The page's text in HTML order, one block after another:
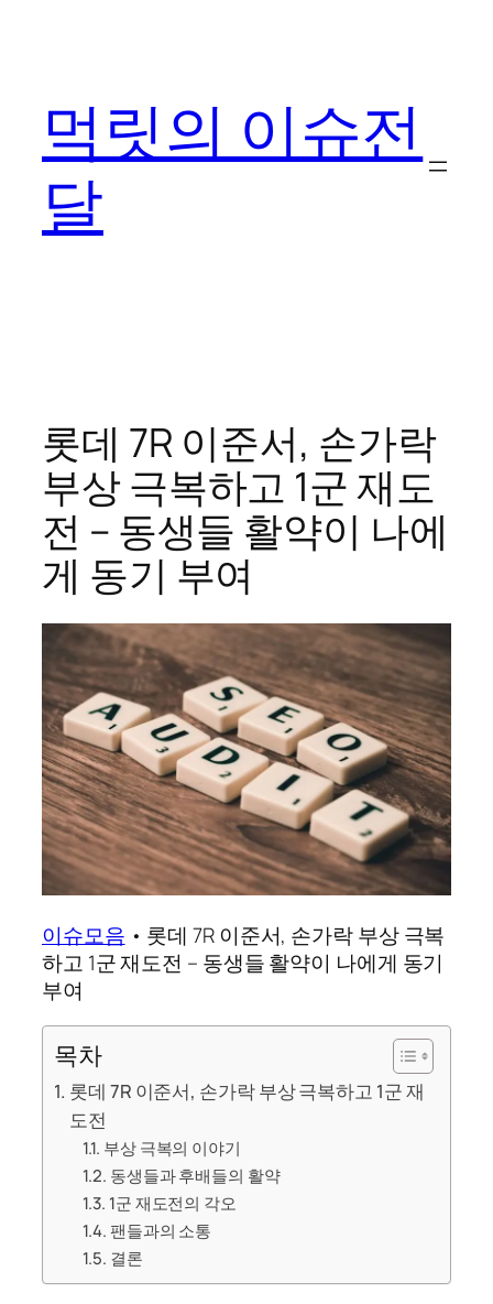
먹릿의 이슈전
달
롯데 7R 이준서, 손가락
부상 극복하고 1군 재도
전 – 동생들 활약이 나에
게 동기 부여
이슈모음 • 롯데 7R 이준서, 손가락 부상 극복
하고 1군 재도전 – 동생들 활약이 나에게 동기
부여
목차
롯데 7R 이준서, 손가락 부상 극복하고 1군 재
도전
부상 극복의 이야기
동생들과 후배들의 활약
1군 재도전의 각오
팬들과의 소통
결론